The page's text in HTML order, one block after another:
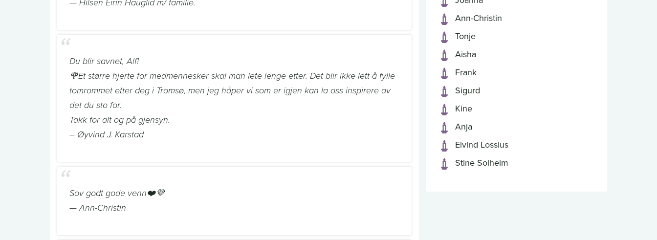
— Hilsen Eirin Hauglid m/ familie.
Du blir savnet, Alf!
🌹Et større hjerte for medmennesker skal man lete lenge etter. Det blir ikke lett å fylle
tomrommet etter deg i Tromsø, men jeg håper vi som er igjen kan la oss inspirere av
det du sto for.
Takk for alt og på gjensyn.
– Øyvind J. Karstad
Sov godt gode venn❤️💜
— Ann-Christin
Ann-Christin
Tonje
Aisha
Frank
Sigurd
Kine
Anja
Eivind Lossius
Stine Solheim